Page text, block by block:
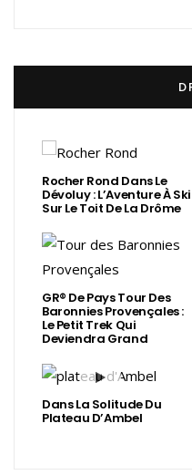
Rocher Rond Dans Le
Dévoluy : L’Aventure À Ski
Sur Le Toit De La Drôme
GR® De Pays Tour Des
Baronnies Provençales :
Le Petit Trek Qui
Deviendra Grand
Dans La Solitude Du
Plateau D’Ambel